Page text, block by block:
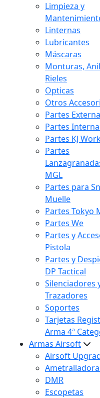
Limpieza y
Linternas
Lubricantes
Máscaras
Monturas,
Rieles
Opticas
Otros
Partes
Partes
Partes KJ
Partes
MGL
Partes para
Muelle
Partes Tokyo
Partes We
Partes y
Pistola
Partes y
DP Tactical
Silenciadores
Trazadores
Soportes
Tarjetas
Arma 4ª
Armas Airsoft
Airsoft
DMR
Escopetas